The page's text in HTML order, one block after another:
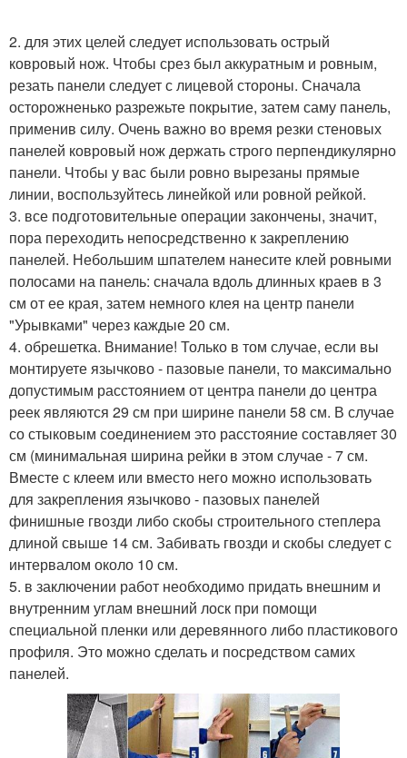
2. для этих целей следует использовать острый
ковровый нож. Чтобы срез был аккуратным и ровным,
резать панели следует с лицевой стороны. Сначала
осторожненько разрежьте покрытие, затем саму панель,
применив силу. Очень важно во время резки стеновых
панелей ковровый нож держать строго перпендикулярно
панели. Чтобы у вас были ровно вырезаны прямые
линии, воспользуйтесь линейкой или ровной рейкой.
3. все подготовительные операции закончены, значит,
пора переходить непосредственно к закреплению
панелей. Небольшим шпателем нанесите клей ровными
полосами на панель: сначала вдоль длинных краев в 3
см от ее края, затем немного клея на центр панели
"Урывками" через каждые 20 см.
4. обрешетка. Внимание! Только в том случае, если вы
монтируете язычково - пазовые панели, то максимально
допустимым расстоянием от центра панели до центра
реек являются 29 см при ширине панели 58 см. В случае
со стыковым соединением это расстояние составляет 30
см (минимальная ширина рейки в этом случае - 7 см.
Вместе с клеем или вместо него можно использовать
для закрепления язычково - пазовых панелей
финишные гвозди либо скобы строительного степлера
длиной свыше 14 см. Забивать гвозди и скобы следует с
интервалом около 10 см.
5. в заключении работ необходимо придать внешним и
внутренним углам внешний лоск при помощи
специальной пленки или деревянного либо пластикового
профиля. Это можно сделать и посредством самих
панелей.